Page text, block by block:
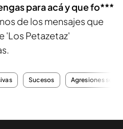
para acá y que fo***
de los mensajes que
'Los Petazetaz'
Sucesos Agresiones